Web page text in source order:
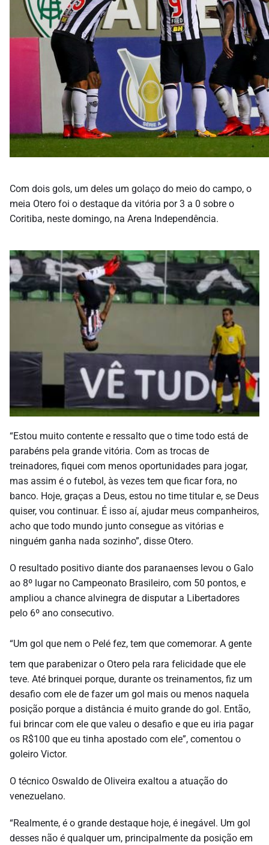
Com dois gols, um deles um golaço do meio do campo, o
meia Otero foi o destaque da vitória por 3 a 0 sobre o
Coritiba, neste domingo, na Arena Independência.
“Estou muito contente e ressalto que o time todo está de
parabéns pela grande vitória. Com as trocas de
treinadores, fiquei com menos oportunidades para jogar,
mas assim é o futebol, às vezes tem que ficar fora, no
banco. Hoje, graças a Deus, estou no time titular e, se Deus
quiser, vou continuar. É isso aí, ajudar meus companheiros,
acho que todo mundo junto consegue as vitórias e
ninguém ganha nada sozinho”, disse Otero.
O resultado positivo diante dos paranaenses levou o Galo
ao 8º lugar no Campeonato Brasileiro, com 50 pontos, e
ampliou a chance alvinegra de disputar a Libertadores
pelo 6º ano consecutivo.
“Um gol que nem o Pelé fez, tem que comemorar. A gente
tem que parabenizar o Otero pela rara felicidade que ele
teve. Até brinquei porque, durante os treinamentos, fiz um
desafio com ele de fazer um gol mais ou menos naquela
posição porque a distância é muito grande do gol. Então,
fui brincar com ele que valeu o desafio e que eu iria pagar
os R$100 que eu tinha apostado com ele”, comentou o
goleiro Victor.
O técnico Oswaldo de Oliveira exaltou a atuação do
venezuelano.
“Realmente, é o grande destaque hoje, é inegável. Um gol
desses não é qualquer um, principalmente da posição em